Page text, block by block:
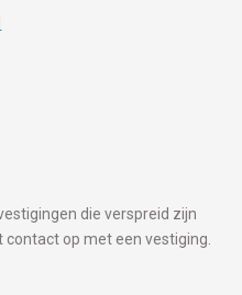
die verspreid zijn
contact op met een vestiging.